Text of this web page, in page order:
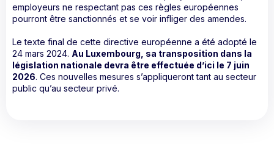
employeurs ne respectant pas ces règles européennes
pourront être sanctionnés et se voir infliger des amendes.
Le texte final de cette directive européenne a été adopté le
24 mars 2024. Au Luxembourg, sa transposition dans la
législation nationale devra être effectuée d’ici le 7 juin
2026. Ces nouvelles mesures s’appliqueront tant au secteur
public qu’au secteur privé.